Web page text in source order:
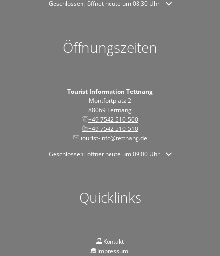
Klicken, um weitere Öffnungs- oder Schließzeiten
Geschlossen: öffnet heute um 08:30 Uhr
Öffnungszeiten
Tourist Information Tettnang
Montfortplatz 2
88069 Tettnang
+49 7542 510-500
+49 7542 510-510
tourist-info@tettnang.de
Klicken, um weitere Öffnungs- oder Schließzeiten
Geschlossen: öffnet heute um 09:00 Uhr
Quicklinks
Kontakt
Impressum